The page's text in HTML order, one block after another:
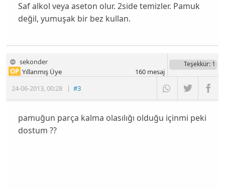
Saf alkol veya aseton olur. 2side temizler. Pamuk
değil, yumuşak bir bez kullan.
sekonder
24-06-2013,00:28 |#3
OP Yıllanmış Üye
Teşekkür: 1
160mesaj
pamuğun parça kalma olasılığı olduğu içinmi peki
dostum ??